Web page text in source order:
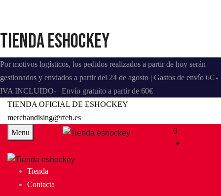
Tienda eshockey
Por motivos logísticos, los pedidos realizados a partir de hoy serán
gestionados y enviados a partir del 24 de agosto | Gastos de envío 6€ -
IVA INCLUIDO- | Envío gratuito a partir de 60€
TIENDA OFICIAL DE ESHOCKEY
merchandising@rfeh.es
Menu
0
Tienda
Contacta